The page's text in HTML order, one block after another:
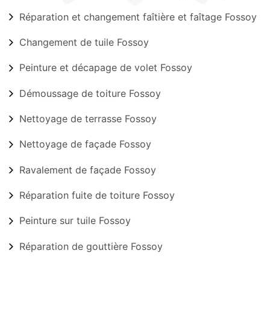
Réparation et changement faîtière et faîtage Fossoy
Changement de tuile Fossoy
Peinture et décapage de volet Fossoy
Démoussage de toiture Fossoy
Nettoyage de terrasse Fossoy
Nettoyage de façade Fossoy
Ravalement de façade Fossoy
Réparation fuite de toiture Fossoy
Peinture sur tuile Fossoy
Réparation de gouttière Fossoy